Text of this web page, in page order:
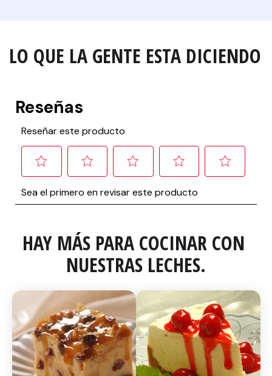
LO QUE LA GENTE ESTA DICIENDO
HAY MÁS PARA COCINAR CON
NUESTRAS LECHES.